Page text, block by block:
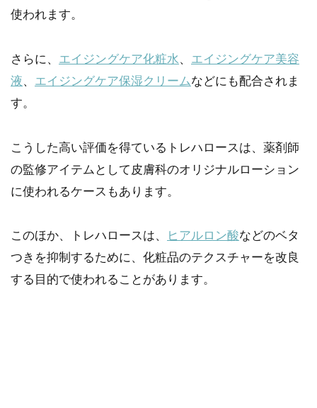
使われます。
さらに、 エイジングケア化粧水、 エイジングケア美容
液、 エイジングケア保湿クリームなどにも配合されま
す。
こうした高い評価を得ているトレハロースは、薬剤師
の監修アイテムとして皮膚科のオリジナルローション
に使われるケースもあります。
このほか、トレハロースは、 ヒアルロン酸などのベタ
つきを抑制するために、化粧品のテクスチャーを改良
する目的で使われることがあります。